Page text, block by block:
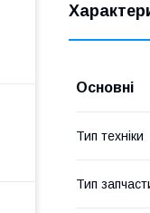
Основні
Тип техніки
Тип